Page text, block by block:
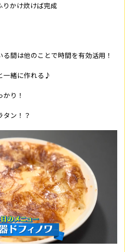
かけ炊けば完成
間は他のことで時間を有効活用！
一緒に作れる♪
り！
タン！？